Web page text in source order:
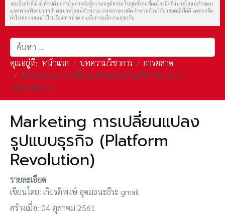
ขอเป็นกำลังใจให้คนดีทุกคนในการต่อสู้ความอยุติธรรม ในยุคสังคมที่คดโกงยึดถึงประโยชน์ส่วนตน
และพวกฟ้องมากกว่าผลประโยชน์ส่วนรวม จนหลายคนคิดว่าพวกด้านได้อายอดมักได้ดี แต่หากยึด
คำในหลวงสอนไว้ในเรื่องการทำความดีเราจะมีความสุขครับ
การค้นหา
คุณอยู่ที่: หน้าแรก บทความวิชาการ
การตลาด
Marketing การเปลี่ยนแปลงรูปแบบธุรกิจ (Platform
Revolution)
Marketing การเปลี่ยนแปลง
รูปแบบธุรกิจ (Platform
Revolution)
รายละเอียด
เขียนโดย: เกียรติพงษ์ อุดมธนะธีระ gmail
สร้างเมื่อ: 04 ตุลาคม 2561